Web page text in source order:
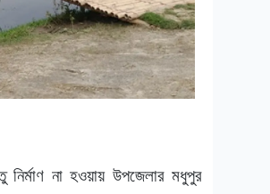
নির্মাণ না হওয়ায় উপজেলার মধুপুর